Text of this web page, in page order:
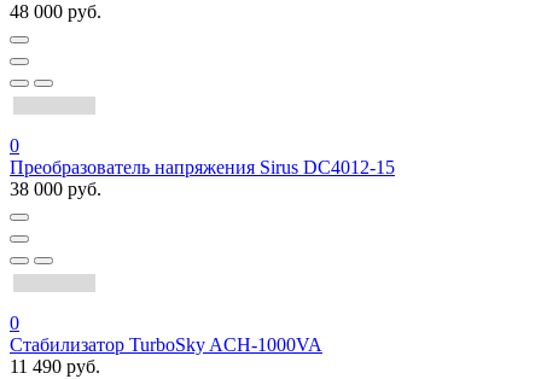
48 000 руб.
0
Преобразователь напряжения Sirus DC4012-15
38 000 руб.
0
Стабилизатор TurboSky ACH-1000VA
11 490 руб.